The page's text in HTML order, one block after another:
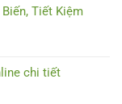
Tiết Kiệm
chi tiết